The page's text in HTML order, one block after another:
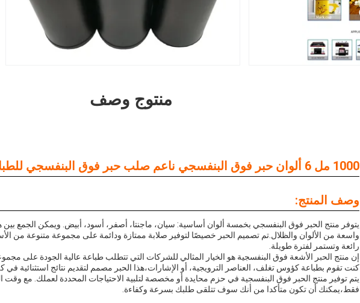
منتوج وصف
1000 مل 6 ألوان حبر فوق البنفسجي ناعم صلب حبر فوق البنفسجي للطباعة
وصف المنتج:
يتوفر منتج الحبر فوق البنفسجي بخمسة ألوان أساسية: سيان، ماجنتا، أصفر، أسود، أبيض. ويمكن الجمع بين
واسعة من الألوان والظلال.تم تصميم الحبر خصيصًا لتوفير صلابة ممتازة ودائمة على مجموعة متنوعة من
رائعة وتستمر لفترة طويلة.
إن منتج الحبر الأشعة فوق البنفسجية هو الخيار المثالي للشركات التي تتطلب طباعة عالية الجودة على
كنت تقوم بطباعة كؤوس تغلف، العناصر الترويجية، أو الإشارات،هذا الحبر مصمم لتقديم نتائج استثنائية في
فقط،يمكنك أن تكون متأكدا من أنك سوف تتلقى طلبك بسرعة وكفاءة.